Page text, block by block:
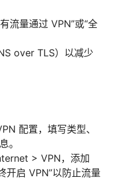
流量通过 VPN”或“全
over TLS）以减少
配置，填写类型、
。
> VPN，添加
开启 VPN”以防止流量